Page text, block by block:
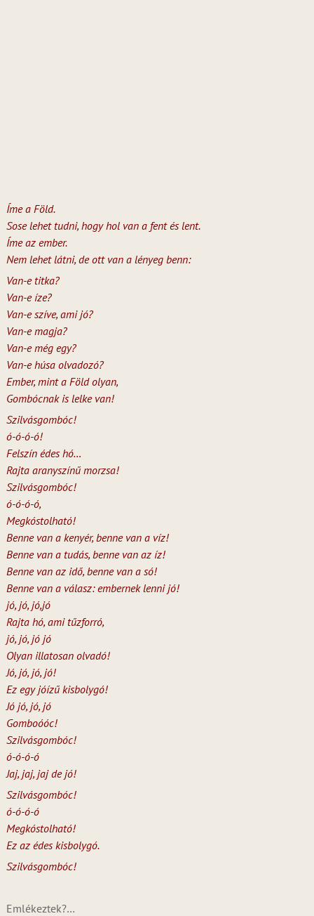
Íme a Föld.
Sose lehet tudni, hogy hol van a fent és lent.
Íme az ember.
Nem lehet látni, de ott van a lényeg benn:
Van-e titka?
Van-e íze?
Van-e szíve, ami jó?
Van-e magja?
Van-e még egy?
Van-e húsa olvadozó?
Ember, mint a Föld olyan,
Gombócnak is lelke van!
Szilvásgombóc!
ó-ó-ó-ó!
Felszín édes hó…
Rajta aranyszínű morzsa!
Szilvásgombóc!
ó-ó-ó-ó,
Megkóstolható!
Benne van a kenyér, benne van a víz!
Benne van a tudás, benne van az íz!
Benne van az idő, benne van a só!
Benne van a válasz: embernek lenni jó!
jó, jó, jó,jó
Rajta hó, ami tűzforró,
jó, jó, jó jó
Olyan illatosan olvadó!
Jó, jó, jó, jó!
Ez egy jóízű kisbolygó!
Jó jó, jó, jó
Gomboóóc!
Szilvásgombóc!
ó-ó-ó-ó
Jaj, jaj, jaj de jó!
Szilvásgombóc!
ó-ó-ó-ó
Megkóstolható!
Ez az édes kisbolygó.
Szilvásgombóc!
Emlékeztek?…